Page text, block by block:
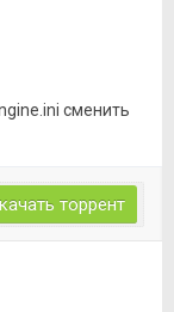
сменить
торрент